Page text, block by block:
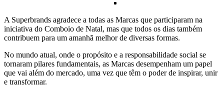
A Superbrands agradece a todas as Marcas que participaram na
iniciativa do Comboio de Natal, mas que todos os dias também
contribuem para um amanhã melhor de diversas formas.
No mundo atual, onde o propósito e a responsabilidade social se
tornaram pilares fundamentais, as Marcas desempenham um papel
que vai além do mercado, uma vez que têm o poder de inspirar, unir
e transformar.